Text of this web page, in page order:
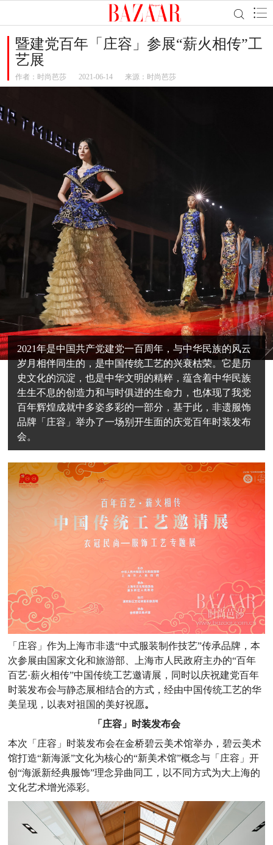
暨建党百年「庄容」参展“薪火相传”工
艺展
作者： 时尚芭莎 2021-06-14 来源：时尚芭莎
2021年是中国共产党建党一百周年，与中华民族的风云
岁月相伴同生的，是中国传统工艺的兴衰枯荣。它是历
史文化的沉淀，也是中华文明的精粹，蕴含着中华民族
生生不息的创造力和与时俱进的生命力，也体现了我党
百年辉煌成就中多姿多彩的一部分，基于此，非遗服饰
品牌「庄容」举办了一场别开生面的庆党百年时装发布
会。
「庄容」作为上海市非遗“中式服装制作技艺”传承品牌，本
次参展由国家文化和旅游部、上海市人民政府主办的“百年
百艺·薪火相传”中国传统工艺邀请展，同时以庆祝建党百年
时装发布会与静态展相结合的方式，经由中国传统工艺的华
美呈现，以表对祖国的美好祝愿。
「庄容」时装发布会
本次「庄容」时装发布会在金桥碧云美术馆举办，碧云美术
馆打造“新海派”文化为核心的“新美术馆”概念与「庄容」开
创“海派新经典服饰”理念异曲同工，以不同方式为大上海的
文化艺术增光添彩。